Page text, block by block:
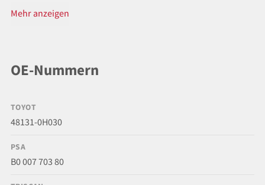
Mehr anzeigen
OE-Nummern
TOYOT
48131-0H030
PSA
B0 007 703 80